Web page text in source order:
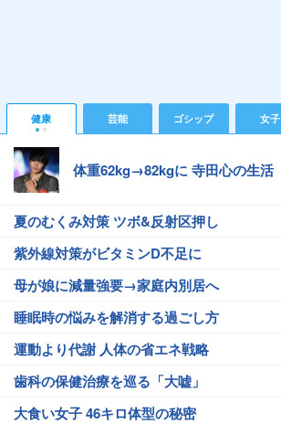
健康 芸能 ゴシップ 女子
体重62kg→82kgに 寺田心の生活
夏のむくみ対策 ツボ&反射区押し
紫外線対策がビタミンD不足に
母が娘に減量強要→家庭内別居へ
睡眠時の悩みを解消する過ごし方
運動より代謝 人体の省エネ戦略
歯科の保健治療を巡る「大嘘」
大食い女子 46キロ体型の秘密